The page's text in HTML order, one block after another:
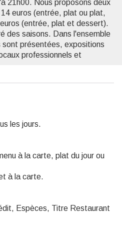
21h00. Nous proposons deux
euros (entrée, plat ou plat,
(entrée, plat et dessert).
des saisons. Dans l'ensemble
présentées, expositions
professionnels et
les jours.
à la carte, plat du jour ou
à la carte.
Espèces, Titre Restaurant